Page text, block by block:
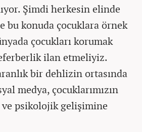
Şimdi herkesin elinde
bu konuda çocuklara örnek
çocukları korumak
ilan etmeliyiz.
bir dehlizin ortasında
medya, çocuklarımızın
psikolojik gelişimine